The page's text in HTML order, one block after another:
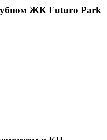
ЖК Futuro Park